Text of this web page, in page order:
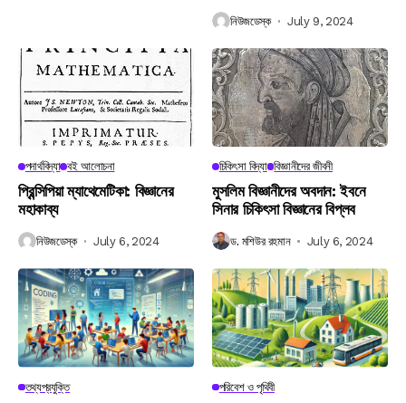
নিউজডেস্ক July 9, 2024
পদার্থবিদ্যা বই আলোচনা
প্রিন্সিপিয়া ম্যাথেমেটিকা: বিজ্ঞানের
মহাকাব্য
নিউজডেস্ক July 6, 2024
চিকিৎসা বিদ্যা বিজ্ঞানীদের জীবনী
মুসলিম বিজ্ঞানীদের অবদান: ইবনে
সিনার চিকিৎসা বিজ্ঞানের বিপ্লব
ড. মশিউর রহমান July 6, 2024
তথ্যপ্রযুক্তি পরিবেশ ও পৃথিবী